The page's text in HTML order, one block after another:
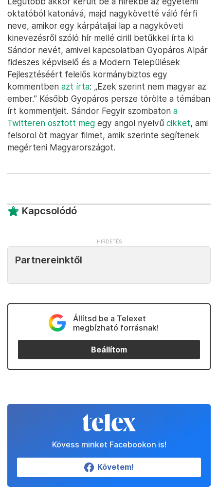
oktatóból katonává, majd nagykövetté váló férfi
neve, amikor egy kárpátaljai lap a nagyköveti
kinevezésről szóló hír mellé cirill betűkkel írta ki
Sándor nevét, amivel kapcsolatban Gyopáros Alpár
fideszes képviselő és a Modern Települések
Fejlesztéséért felelős kormánybiztos egy
kommentben azt írta: „Ezek szerint nem magyar az
ember.” Később Gyopáros persze törölte a témában
írt kommentjeit. Sándor Fegyir szombaton a
Twitteren osztott meg egy angol nyelvű cikket, ami
felsorol öt magyar filmet, amik szerinte segítenek
megérteni Magyarországot.
Kapcsolódó
Partnereinktől
Állítsd be a Telexet
megbízható forrásnak!
Beállítom
Kövess minket Facebookon is!
Követem!